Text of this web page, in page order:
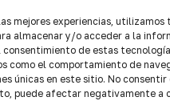
mejores experiencias, utilizamos
almacenar y/o acceder a la
consentimiento de estas
como el comportamiento de
únicas en este sitio. No
puede afectar negativamente a